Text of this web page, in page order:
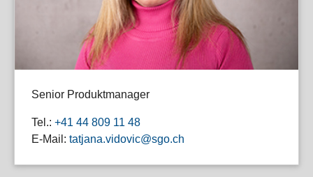
Senior Produktmanager
Tel.: +41 44 809 11 48
E-Mail: tatjana.vidovic@sgo.ch